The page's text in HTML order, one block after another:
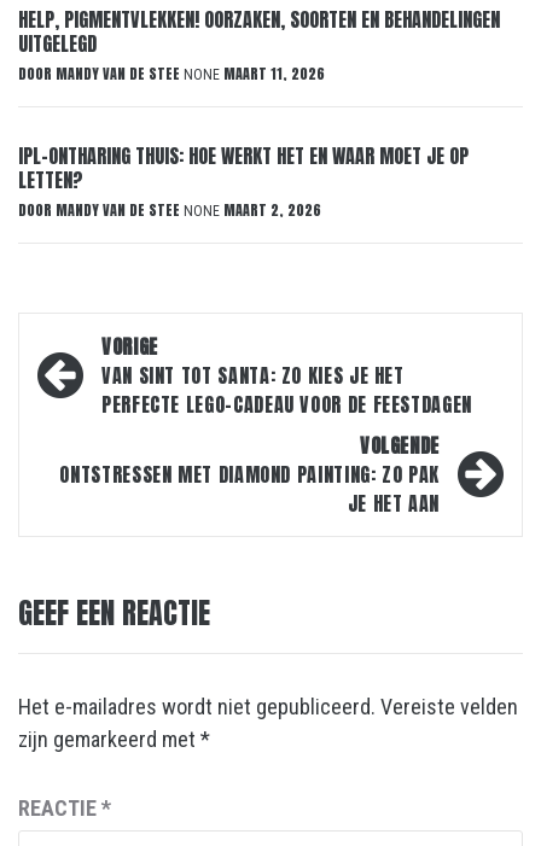
HELP, PIGMENTVLEKKEN! OORZAKEN, SOORTEN EN BEHANDELINGEN
UITGELEGD
DOOR MANDY VAN DE STEE NONE MAART 11, 2026
IPL-ONTHARING THUIS: HOE WERKT HET EN WAAR MOET JE OP
LETTEN?
DOOR MANDY VAN DE STEE NONE MAART 2, 2026
Bericht
navigatie
VORIGE
VAN SINT TOT SANTA: ZO KIES JE HET
PERFECTE LEGO-CADEAU VOOR DE FEESTDAGEN
VOLGENDE
ONTSTRESSEN MET DIAMOND PAINTING: ZO PAK
JE HET AAN
GEEF EEN REACTIE
Het e-mailadres wordt niet gepubliceerd. Vereiste velden
zijn gemarkeerd met *
REACTIE*